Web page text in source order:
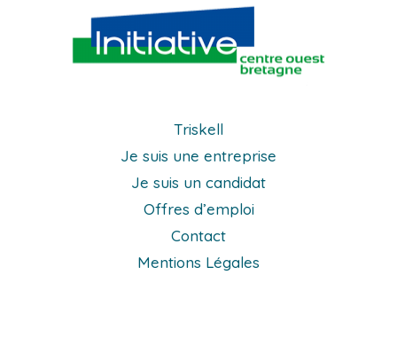
Triskell
Je suis une entreprise
Je suis un candidat
Offres d’emploi
Contact
Mentions Légales